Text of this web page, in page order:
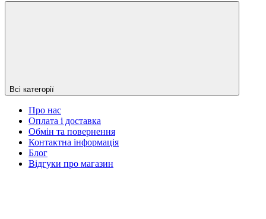
Всі категорії
Про нас
Оплата і доставка
Обмін та повернення
Контактна інформація
Блог
Відгуки про магазин